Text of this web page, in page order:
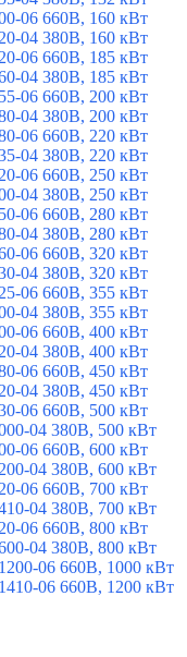
06 660В, 160 кВт
04 380В, 160 кВт
06 660В, 185 кВт
04 380В, 185 кВт
06 660В, 200 кВт
04 380В, 200 кВт
06 660В, 220 кВт
04 380В, 220 кВт
06 660В, 250 кВт
04 380В, 250 кВт
06 660В, 280 кВт
04 380В, 280 кВт
06 660В, 320 кВт
04 380В, 320 кВт
06 660В, 355 кВт
04 380В, 355 кВт
06 660В, 400 кВт
04 380В, 400 кВт
06 660В, 450 кВт
04 380В, 450 кВт
06 660В, 500 кВт
04 380В, 500 кВт
06 660В, 600 кВт
04 380В, 600 кВт
06 660В, 700 кВт
04 380В, 700 кВт
06 660В, 800 кВт
04 380В, 800 кВт
06 660В, 1000 кВт
06 660В, 1200 кВт